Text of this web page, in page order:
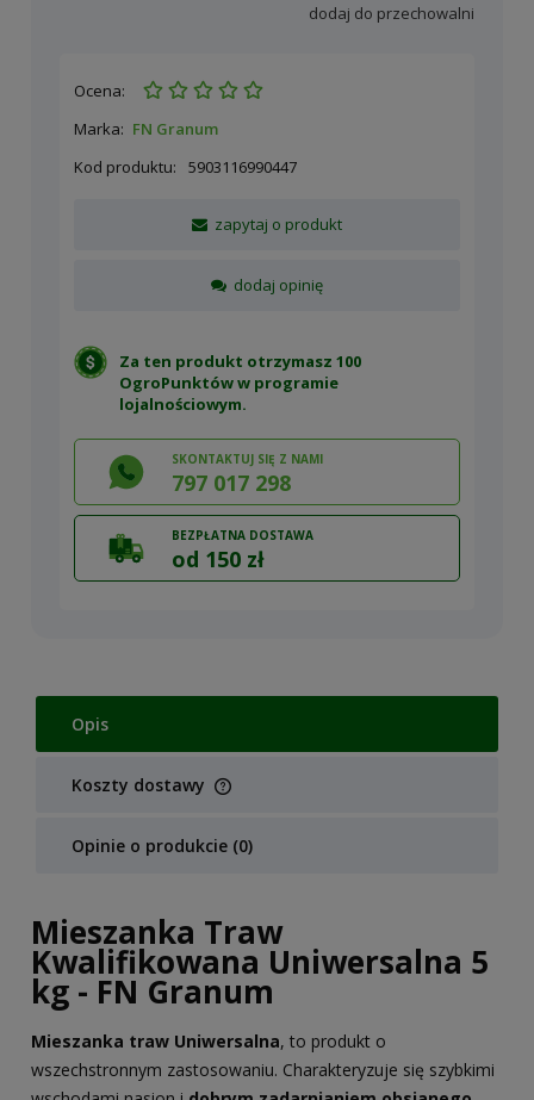
dodaj do przechowalni
Ocena:
Marka: FN Granum
Kod produktu:
5903116990447
zapytaj o produkt
dodaj opinię
Za ten produkt otrzymasz 100
OgroPunktów w programie
lojalnościowym.
SKONTAKTUJ SIĘ Z NAMI
797 017 298
BEZPŁATNA DOSTAWA
od 150 zł
Opis
Koszty dostawy
Cena nie zawiera ewentualnych kosztów płatności
Opinie o produkcie (0)
Mieszanka Traw
Kwalifikowana Uniwersalna 5
kg - FN Granum
Mieszanka traw Uniwersalna, to produkt o
wszechstronnym zastosowaniu. Charakteryzuje się szybkimi